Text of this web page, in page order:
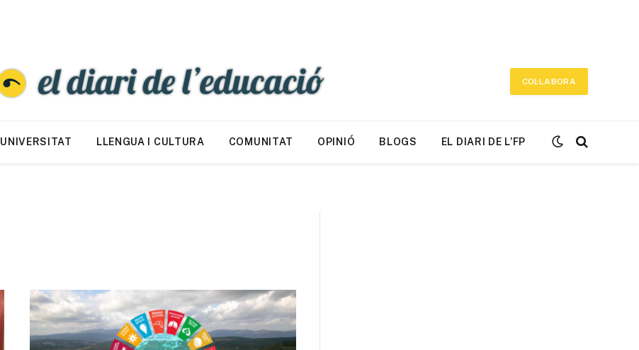
COL·LABORA
UNIVERSITAT LLENGUA I CULTURA COMUNITAT OPINIÓ BLOGS EL DIARI DE L’FP